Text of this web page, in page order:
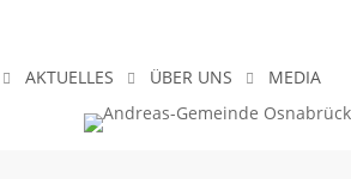
AKTUELLES ÜBER UNS
MEDIA